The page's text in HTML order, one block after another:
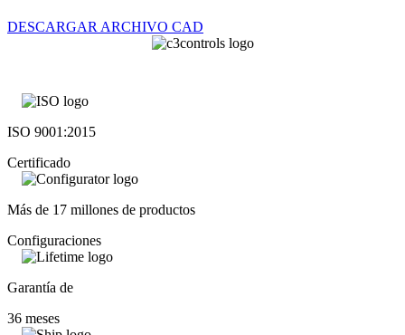
DESCARGAR ARCHIVO CAD
ISO 9001:2015
Certificado
Más de 17 millones de productos
Configuraciones
Garantía de
36 meses